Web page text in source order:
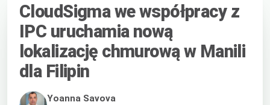
CloudSigma we współpracy z
IPC uruchamia nową
lokalizację chmurową w Manili
dla Filipin
Yoanna Savova